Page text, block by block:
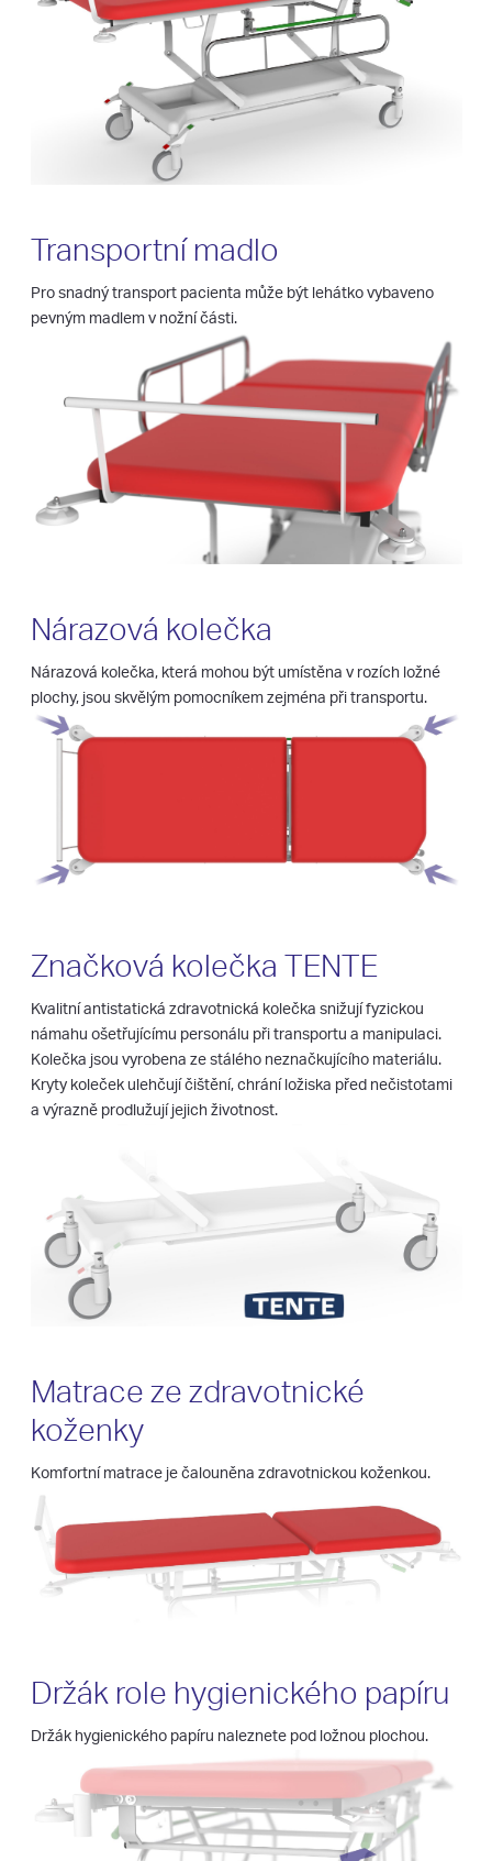
Transportní madlo
Pro snadný transport pacienta může být lehátko vybaveno
pevným madlem v nožní části.
Nárazová kolečka
Nárazová kolečka, která mohou být umístěna v rozích ložné
plochy, jsou skvělým pomocníkem zejména při transportu.
Značková kolečka TENTE
Kvalitní antistatická zdravotnická kolečka snižují fyzickou
námahu ošetřujícímu personálu při transportu a manipulaci.
Kolečka jsou vyrobena ze stálého neznačkujícího materiálu.
Kryty koleček ulehčují čištění, chrání ložiska před nečistotami
a výrazně prodlužují jejich životnost.
Matrace ze zdravotnické
koženky
Komfortní matrace je čalouněna zdravotnickou koženkou.
Držák role hygienického papíru
Držák hygienického papíru naleznete pod ložnou plochou.